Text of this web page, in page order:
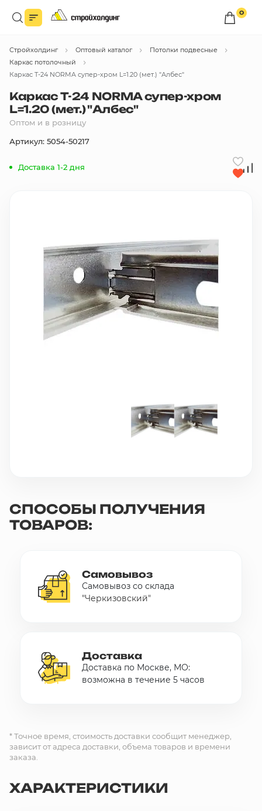
0
Войдите в личный кабинет
Вы сможете оформлять заказы
Каталог товаров
В корзину
10 000 ₽
Минимальный заказ
+7(495) 988-86-47
sales@stroyholding.ru
Все бренды
Стройхолдинг Оптовый каталог
Потолки подвесные
Каркас потолочный
Каркас T-24 NORMA супер-хром L=1.20 (мет.) "Албес"
Каркас T-24 NORMA супер-хром
L=1.20 (мет.) "Албес"
Оптом и в розницу
Артикул: 5054-50217
Доставка 1-2 дня
СПОСОБЫ ПОЛУЧЕНИЯ
ТОВАРОВ:
Самовывоз
Самовывоз со склада
"Черкизовский"
Доставка
Доставка по Москве, МО:
возможна в течение 5 часов
* Точное время, стоимость доставки сообщит менеджер,
зависит от адреса доставки, объема товаров и времени
заказа.
ХАРАКТЕРИСТИКИ